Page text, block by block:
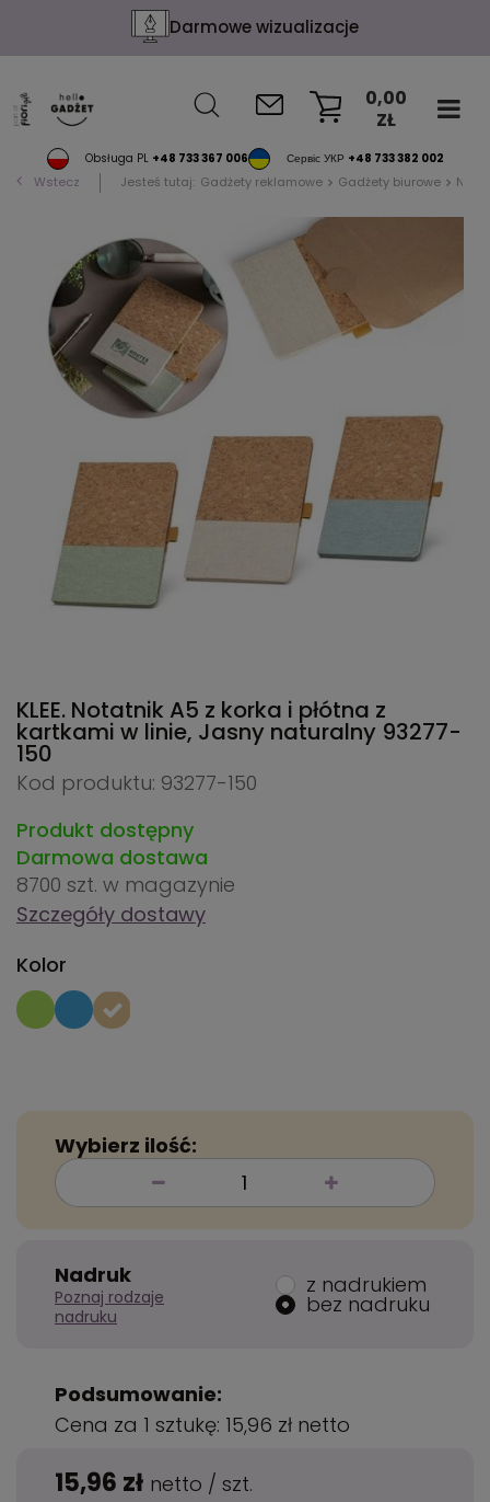
Darmowe wizualizacje
Obsługa PL +48 733 367 006 Сервіс УКР +48 733 382 002
0,00
ZŁ
Wstecz Jesteś tutaj: Gadżety reklamowe Gadżety biurowe
KLEE. Notatnik A5 z korka i płótna z
kartkami w linie, Jasny naturalny 93277-
150
Kod produktu: 93277-150
Produkt dostępny
Darmowa dostawa
8700 szt. w magazynie
Szczegóły dostawy
Kolor
Wybierz ilość:
Nadruk
Poznaj rodzaje
nadruku
z nadrukiem
bez nadruku
Podsumowanie:
Cena za 1 sztukę: 15,96 zł netto
15,96 zł netto / szt.